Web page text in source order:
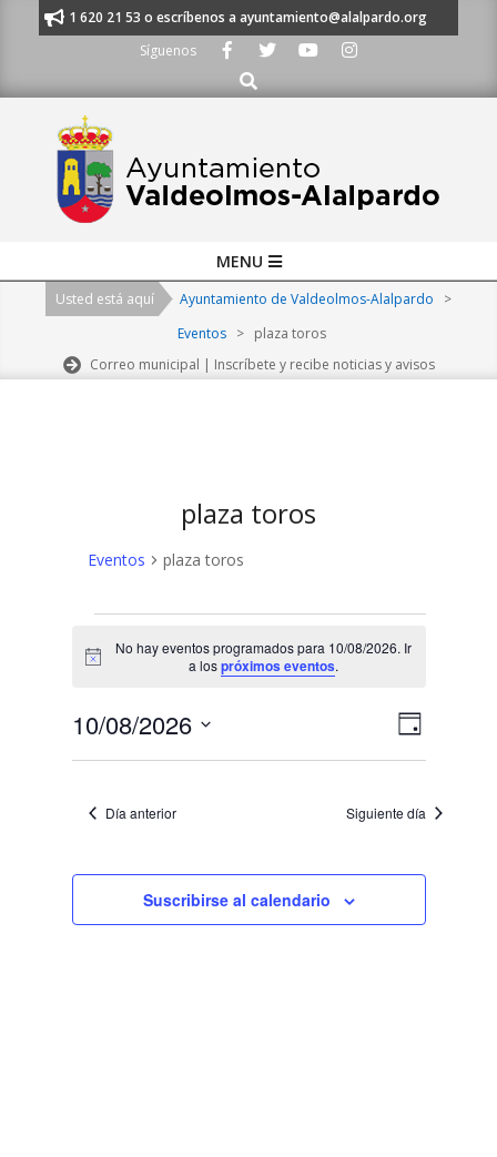
al 91 620 21 53 o escríbenos a ayuntamiento@alalpardo.org
Síguenos
Buscar
Navigation
MENU
Usted está aquí Ayuntamiento de Valdeolmos-Alalpardo
>
Eventos > plaza toros
Correo municipal | Inscríbete y recibe noticias y avisos
plaza toros
Eventos plaza toros
en
10/08/2026
Aviso
No hay eventos programados para 10/08/2026. Ir
a lospróximos eventos.
N
a
v
g
a
N
e
i
Día
10/08/2026
Día anterior Siguiente día
Suscribirse al calendario